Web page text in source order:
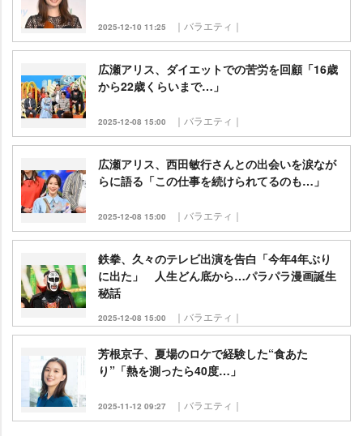
2025-12-10 11:25 ｜バラエティ｜
広瀬アリス、ダイエットでの苦労を回顧「16歳
から22歳くらいまで…」
2025-12-08 15:00 ｜バラエティ｜
広瀬アリス、西田敏行さんとの出会いを涙なが
らに語る「この仕事を続けられてるのも…」
2025-12-08 15:00 ｜バラエティ｜
鉄拳、久々のテレビ出演を告白「今年4年ぶり
に出た」 人生どん底から…パラパラ漫画誕生
秘話
2025-12-08 15:00 ｜バラエティ｜
芳根京子、夏場のロケで経験した“食あた
り”「熱を測ったら40度…」
2025-11-12 09:27 ｜バラエティ｜